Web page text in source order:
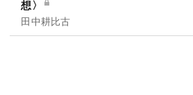
想〉
田中耕比古